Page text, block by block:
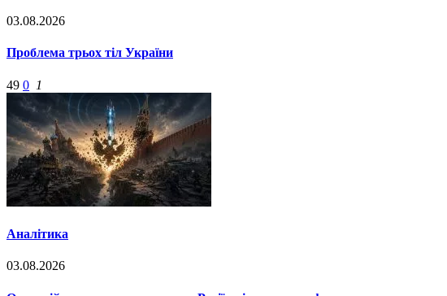
03.08.2026
Проблема трьох тіл України
49 0 1
Аналітика
03.08.2026